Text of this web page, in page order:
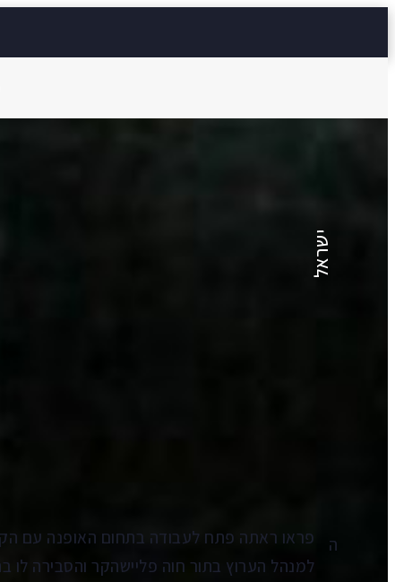
ישראל ערפדות תל-
ה
למנהל הערוץ בתור חוה פליישהקר והסבירה לו